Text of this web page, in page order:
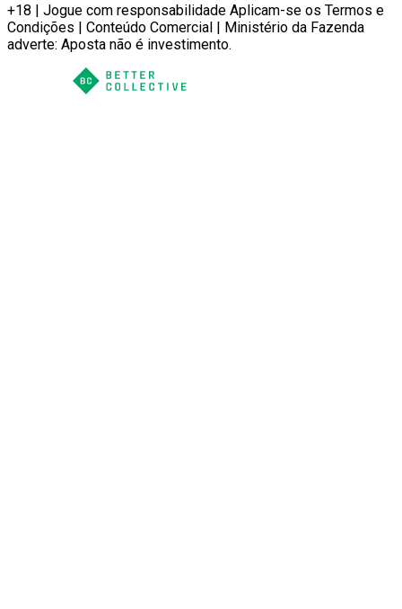
+18 | Jogue com responsabilidade Aplicam-se os Termos e
Condições | Conteúdo Comercial | Ministério da Fazenda
adverte: Aposta não é investimento.